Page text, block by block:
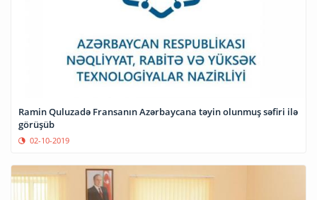
Ramin Quluzadə Fransanın Azərbaycana təyin olunmuş səfiri ilə
görüşüb
02-10-2019